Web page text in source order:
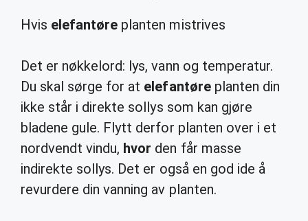
Hvis elefantøre planten mistrives
Det er nøkkelord: lys, vann og temperatur.
Du skal sørge for at elefantøreplanten din
ikke står i direkte sollys som kan gjøre
bladene gule. Flytt derfor planten over i et
nordvendt vindu, hvor den får masse
indirekte sollys. Det er også en god ide å
revurdere din vanning av planten.